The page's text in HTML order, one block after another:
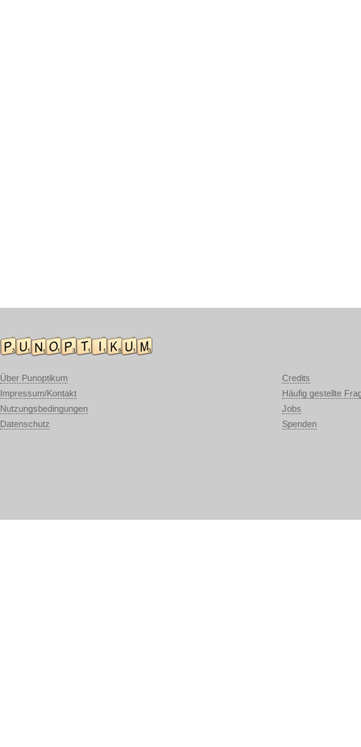
Über Punoptikum
Impressum/Kontakt
Nutzungsbedingungen
Datenschutz
Credits
Häufig gestellte
Jobs
Spenden